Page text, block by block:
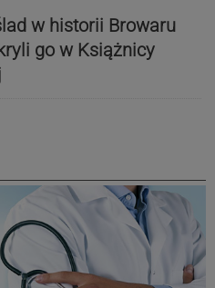
w historii Browaru
go w Książnicy